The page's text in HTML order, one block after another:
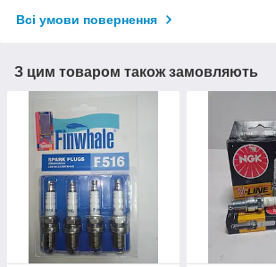
Всі умови повернення
З цим товаром також замовляють